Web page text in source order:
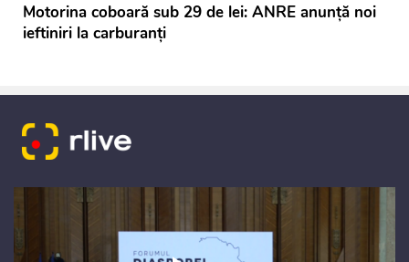
Motorina coboară sub 29 de lei: ANRE anunță noi
ieftiniri la carburanți